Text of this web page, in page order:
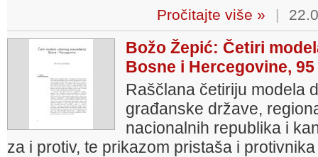
Pročitajte više » |
Božo Žepić: Četiri
Bosne i Hercegovine,
Raščlana četiriju modela
građanske države,
nacionalnih republika i
za i protiv, te prikazom pristaša i